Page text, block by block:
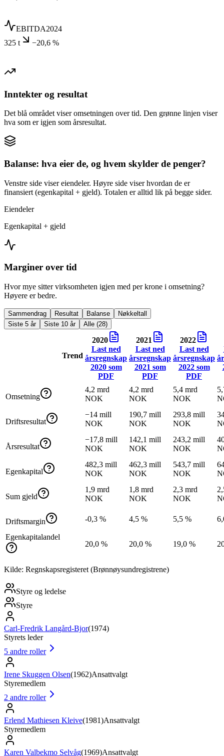
EBITDA2024
325 t
−20,6 %
Inntekter og resultat
Det blå området viser omsetningen over tid. Den grønne linjen viser
hva som er igjen som årsresultat.
Balanse: hva eier de, og hvem skylder de penger?
Venstre side viser eiendeler. Høyre side viser hvordan de er
finansiert (egenkapital + gjeld). Totalen er alltid lik på begge sider.
Eiendeler
Egenkapital + gjeld
Marginer over tid
Hvor mye sitter virksomheten igjen med per krone i omsetning?
Høyere er bedre.
Sammendrag Resultat Balanse
Nøkkeltall
Siste 5 år
Siste 10 år Alle (28)
Trend
2020
Last ned
årsregnskap
2020som
PDF
2021
Last ned
årsregnskap
2021 som
PDF
2022
Last ned
årsregnskap
2022som
PDF
Omsetning
4,2 mrd
NOK
4,2 mrd
NOK
5,4 mrd
NOK
Driftsresultat
−14 mill
NOK
190,7 mill
NOK
293,8 mill
NOK
Årsresultat
−17,8 mill
NOK
142,1 mill
NOK
243,2 mill
NOK
Egenkapital
482,3 mill
NOK
462,3 mill
NOK
543,7 mill
NOK
Sum gjeld
1,9 mrd
NOK
1,8 mrd
NOK
2,3 mrd
NOK
Driftsmargin -0,3 % 4,5 % 5,5 %
Egenkapitalandel
20,0 %
20,0 % 19,0 %
Kilde: Regnskapsregisteret (Brønnøysundregistrene)
Styre og ledelse
Styre
Carl-Fredrik Langård-Bjor(1974)
Styrets leder
5 andre roller
Irene Skuggen Olsen(1962)Ansattvalgt
Styremedlem
2 andre roller
Erlend Mathiesen Kleive(1981)Ansattvalgt
Styremedlem
Karen Valbekmo Selvåg(1969)Ansattvalgt